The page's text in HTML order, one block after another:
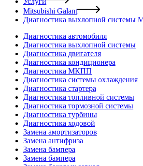
Mitsubishi Galant
Диагностика выхлопной системы
Диагностика автомобиля
Диагностика выхлопной системы
Диагностика двигателя
Диагностика кондиционера
Диагностика МКПП
Диагностика системы охлаждения
Диагностика стартера
Диагностика топливной системы
Диагностика тормозной системы
Диагностика турбины
Диагностика ходовой
Замена амортизаторов
Замена антифриза
Замена бампера
Замена бампера